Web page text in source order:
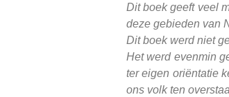
Dit boek geeft veel
deze gebieden van
Dit boek werd niet
Het werd evenmin
ter eigen oriëntatie
ons volk ten